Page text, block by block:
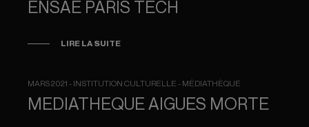
ENSAE PARIS TECH
LIRE LA SUITE
MARS 2021 - INSTITUTION CULTURELLE - MÉDIATHÈQUE
MEDIATHEQUE AIGUES MORTE